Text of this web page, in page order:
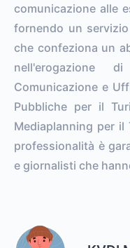
comunicazione alle
fornendo un
che confeziona un
nell'erogazione
Comunicazione e
Pubbliche per il
Mediaplanning per
professionalità è
e giornalisti che